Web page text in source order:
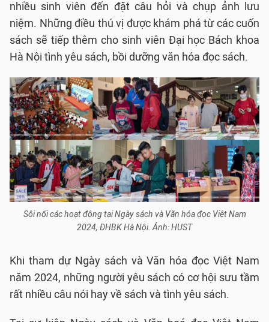
nhiều sinh viên đến đặt câu hỏi và chụp ảnh lưu
niệm. Những điều thú vị được khám phá từ các cuốn
sách sẽ tiếp thêm cho sinh viên Đại học Bách khoa
Hà Nội tình yêu sách, bồi dưỡng văn hóa đọc sách.
Sôi nổi các hoạt động tại Ngày sách và Văn hóa đọc Việt Nam
2024, ĐHBK Hà Nội. Ảnh: HUST
Khi tham dự Ngày sách và Văn hóa đọc Việt Nam
năm 2024, những người yêu sách có cơ hội sưu tầm
rất nhiều câu nói hay về sách và tình yêu sách.